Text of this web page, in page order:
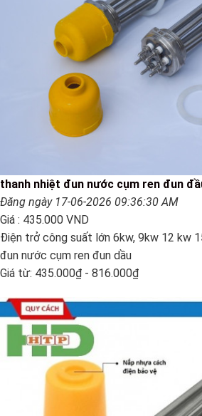
thanh nhiệt đun nước cụm ren đun
Đăng ngày 17-06-2026 09:36:30 AM
Giá : 435.000 VND
Điện trở công suất lớn 6kw, 9kw 12 kw
đun nước cụm ren đun dầu
Giá từ: 435.000₫ - 816.000₫